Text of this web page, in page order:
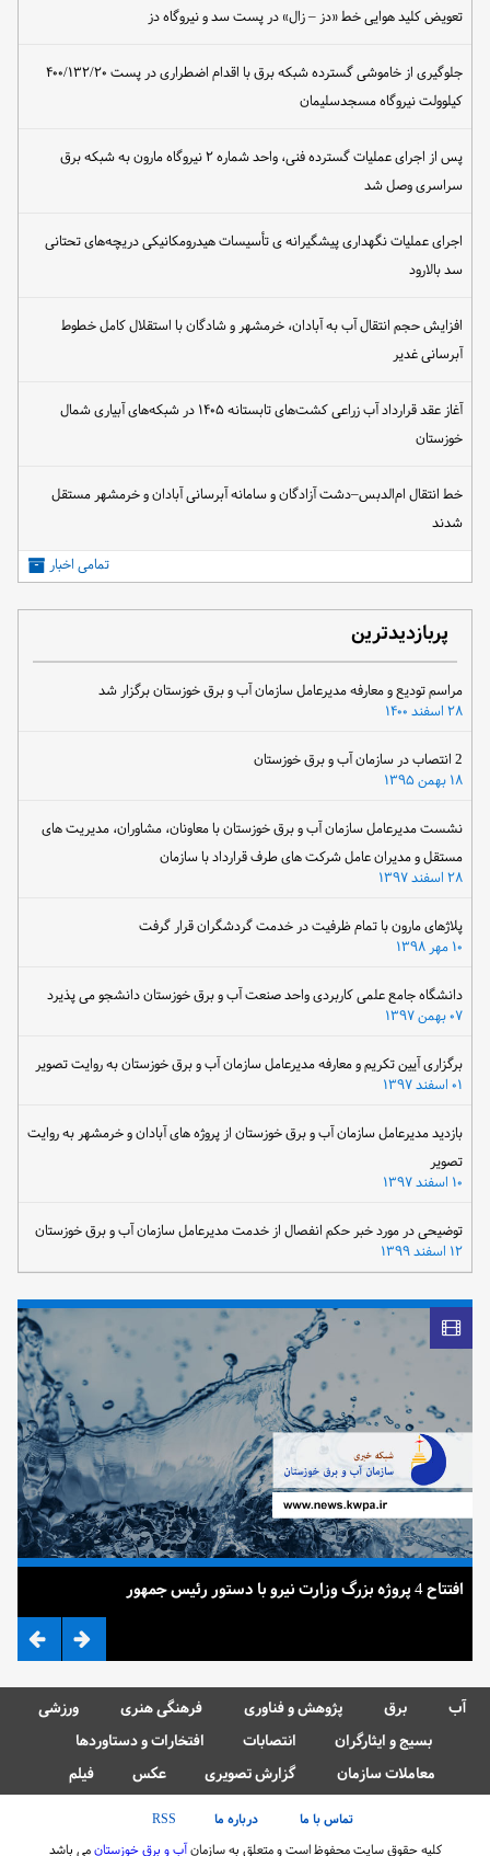
تعویض کلید هوایی خط «دز – زال» در پست سد و نیروگاه دز
جلوگیری از خاموشی گسترده شبکه برق با اقدام اضطراری در پست ۴۰۰/۱۳۲/۲۰
کیلوولت نیروگاه مسجدسلیمان
پس از اجرای عملیات گسترده فنی، واحد شماره ۲ نیروگاه مارون به شبکه برق
سراسری وصل شد
اجرای عملیات نگهداری پیشگیرانه ی تأسیسات هیدرومکانیکی دریچه‌های تحتانی
سد بالارود
افزایش حجم انتقال آب به آبادان، خرمشهر و شادگان با استقلال کامل خطوط
آبرسانی غدیر
آغاز عقد قرارداد آب زراعی کشت‌های تابستانه ۱۴۰۵ در شبکه‌های آبیاری شمال
خوزستان
خط انتقال ام‌الدبس–دشت آزادگان و سامانه آبرسانی آبادان و خرمشهر مستقل
شدند
تمامی اخبار
پربازدیدترین
مراسم تودیع و معارفه مدیرعامل سازمان آب و برق خوزستان برگزار شد
۲۸ اسفند ۱۴۰۰
۱۸ بهمن ۱۳۹۵
نشست مدیرعامل سازمان آب و برق خوزستان با معاونان، مشاوران، مدیریت های
مستقل و مدیران عامل شرکت های طرف قرارداد با سازمان
۲۸ اسفند ۱۳۹۷
پلاژهای مارون با تمام ظرفیت در خدمت گردشگران قرار گرفت
دانشگاه جامع علمی کاربردی واحد صنعت آب و برق خوزستان دانشجو می پذیرد
۰۷ بهمن ۱۳۹۷
برگزاری آیین تکریم و معارفه مدیرعامل سازمان آب و برق خوزستان به روایت تصویر
بازدید مدیرعامل سازمان آب و برق خوزستان از پروژه های آبادان و خرمشهر به روایت
تصویر
توضیحی در مورد خبر حکم انفصال از خدمت مدیرعامل سازمان آب و برق خوزستان
۱۲ اسفند ۱۳۹۹
افتتاح 4 پروژه بزرگ وزارت نیرو با دستور رئیس جمهور
آب برق پژوهش و فناوری فرهنگی هنری
ورزشی
بسیج و ایثارگران
انتصابات
افتخارات و دستاوردها
معاملات سازمان
گزارش تصویری عکس فیلم
تماس با ما درباره ما
RSS
کلیه حقوق سایت محفوظ است و متعلق به سازمانآب و برق خوزستانمی باشد